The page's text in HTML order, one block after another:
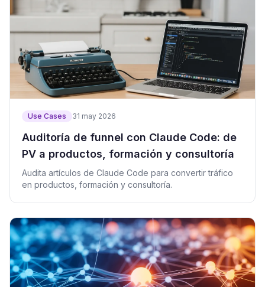
Use Cases 31 may 2026
Auditoría de funnel con Claude Code: de
PV a productos, formación y consultoría
Audita artículos de Claude Code para convertir tráfico
en productos, formación y consultoría.